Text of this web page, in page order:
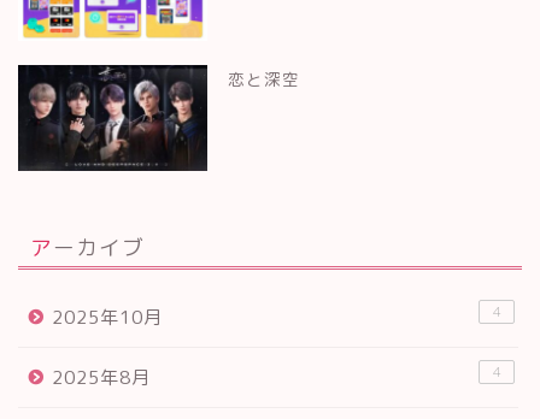
恋と深空
アーカイブ
2025年10月 4
2025年8月 4